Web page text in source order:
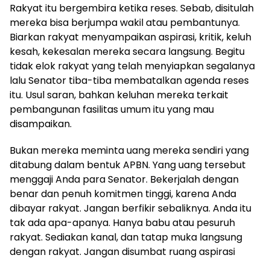
Rakyat itu bergembira ketika reses. Sebab, disitulah
mereka bisa berjumpa wakil atau pembantunya.
Biarkan rakyat menyampaikan aspirasi, kritik, keluh
kesah, kekesalan mereka secara langsung. Begitu
tidak elok rakyat yang telah menyiapkan segalanya
lalu Senator tiba-tiba membatalkan agenda reses
itu. Usul saran, bahkan keluhan mereka terkait
pembangunan fasilitas umum itu yang mau
disampaikan.
Bukan mereka meminta uang mereka sendiri yang
ditabung dalam bentuk APBN. Yang uang tersebut
menggaji Anda para Senator. Bekerjalah dengan
benar dan penuh komitmen tinggi, karena Anda
dibayar rakyat. Jangan berfikir sebaliknya. Anda itu
tak ada apa-apanya. Hanya babu atau pesuruh
rakyat. Sediakan kanal, dan tatap muka langsung
dengan rakyat. Jangan disumbat ruang aspirasi